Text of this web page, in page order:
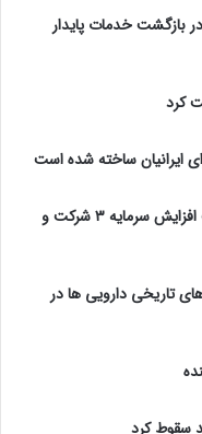
بازگشت خدمات پایدار
کرد
جدیدترین افزایش سرمایه‌های بورس؛ ثبت افزایش سرمایه ۳ شرکت و
دارو تیر ۱۴۰۵ | رکوردهای تاریخی دارویی ها در